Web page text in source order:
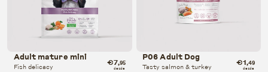
Adult mature mini
Fish delicacy desde
€7,95
P06 Adult Dog
Tasty salmon & turkey desde
€1,49